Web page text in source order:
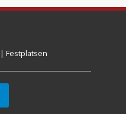
|Festplatsen